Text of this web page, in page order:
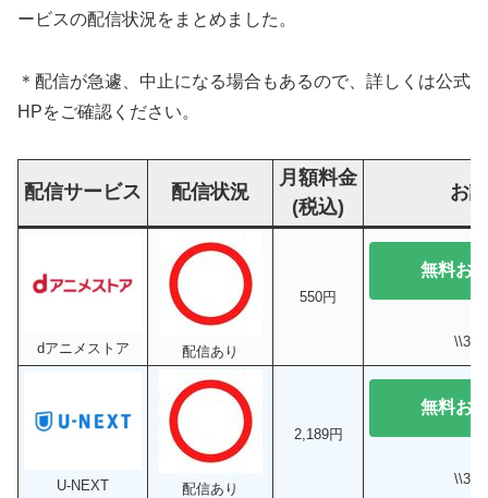
ービスの配信状況をまとめました。
＊配信が急遽、中止になる場合もあるので、詳しくは公式
HPをご確認ください。
配信サービス 配信状況
月額料金
(税込)
お
dアニメストア 配信あり
550円
無料お
\\31
U-NEXT 配信あり
2,189円
無料お
\\31